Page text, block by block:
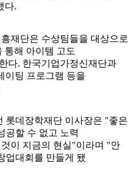
다.
재단은 수상팀들을 대상으로
통해 아이템 고도
다. 한국기업가정신재단과
이팅 프로그램 등을
롯데장학재단 이사장은 "좋은
공할 수 없고 노력
이 지금의 현실"이라며 "안
업대회를 만들게 됐